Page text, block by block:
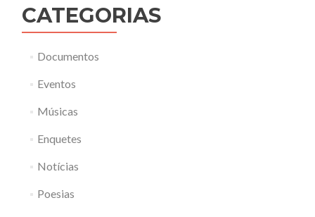
CATEGORIAS
Documentos
Eventos
Músicas
Enquetes
Notícias
Poesias